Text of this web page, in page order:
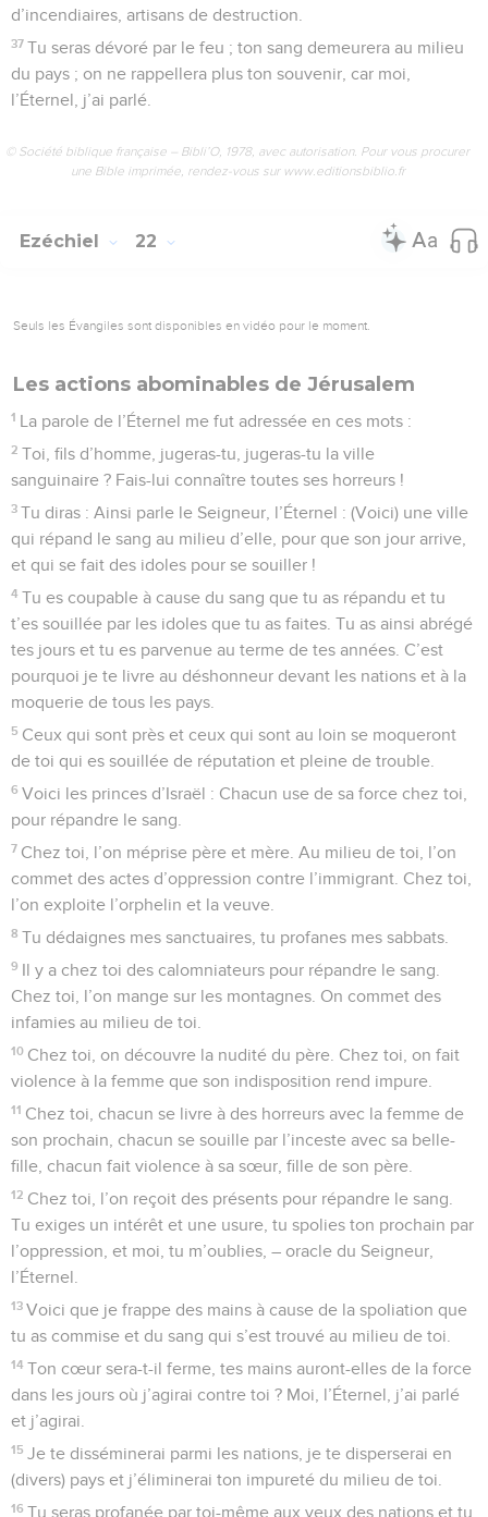
d’incendiaires, artisans de destruction.
37 Tu seras dévoré par le feu ; ton sang demeurera au milieu
du pays ; on ne rappellera plus ton souvenir, car moi,
l’Éternel, j’ai parlé.
© Société biblique française – Bibli’O, 1978, avec autorisation. Pour vous procurer
une Bible imprimée, rendez-vous sur www.editionsbiblio.fr
Ezéchiel 22
Seuls les Évangiles sont disponibles en vidéo pour le moment.
Les actions abominables de Jérusalem
1 La parole de l’Éternel me fut adressée en ces mots :
2 Toi, fils d’homme, jugeras-tu, jugeras-tu la ville
sanguinaire ? Fais-lui connaître toutes ses horreurs !
3 Tu diras : Ainsi parle le Seigneur, l’Éternel : (Voici) une ville
qui répand le sang au milieu d’elle, pour que son jour arrive,
et qui se fait des idoles pour se souiller !
4 Tu es coupable à cause du sang que tu as répandu et tu
t’es souillée par les idoles que tu as faites. Tu as ainsi abrégé
tes jours et tu es parvenue au terme de tes années. C’est
pourquoi je te livre au déshonneur devant les nations et à la
moquerie de tous les pays.
5 Ceux qui sont près et ceux qui sont au loin se moqueront
de toi qui es souillée de réputation et pleine de trouble.
6 Voici les princes d’Israël : Chacun use de sa force chez toi,
pour répandre le sang.
7 Chez toi, l’on méprise père et mère. Au milieu de toi, l’on
commet des actes d’oppression contre l’immigrant. Chez toi,
l’on exploite l’orphelin et la veuve.
8 Tu dédaignes mes sanctuaires, tu profanes mes sabbats.
9 Il y a chez toi des calomniateurs pour répandre le sang.
Chez toi, l’on mange sur les montagnes. On commet des
infamies au milieu de toi.
10 Chez toi, on découvre la nudité du père. Chez toi, on fait
violence à la femme que son indisposition rend impure.
11 Chez toi, chacun se livre à des horreurs avec la femme de
son prochain, chacun se souille par l’inceste avec sa belle-
fille, chacun fait violence à sa sœur, fille de son père.
12 Chez toi, l’on reçoit des présents pour répandre le sang.
Tu exiges un intérêt et une usure, tu spolies ton prochain par
l’oppression, et moi, tu m’oublies, – oracle du Seigneur,
l’Éternel.
13 Voici que je frappe des mains à cause de la spoliation que
tu as commise et du sang qui s’est trouvé au milieu de toi.
14 Ton cœur sera-t-il ferme, tes mains auront-elles de la force
dans les jours où j’agirai contre toi ? Moi, l’Éternel, j’ai parlé
et j’agirai.
15 Je te disséminerai parmi les nations, je te disperserai en
(divers) pays et j’éliminerai ton impureté du milieu de toi.
16 Tu seras profanée par toi-même aux yeux des nations et tu